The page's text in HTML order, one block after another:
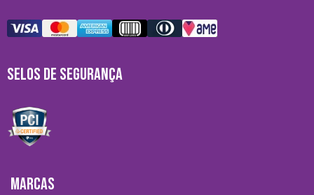
SELOS DE SEGURANÇA
MARCAS